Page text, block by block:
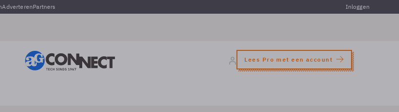
AdverterenPartners Inloggen
Lees Pro met een account